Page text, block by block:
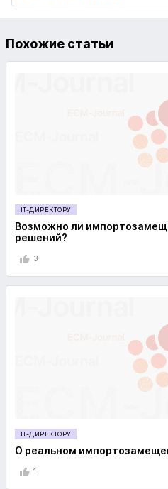
Похожие статьи
IT-ДИРЕКТОРУ
Возможно ли
решений?
3
IT-ДИРЕКТОРУ
О реальном
1